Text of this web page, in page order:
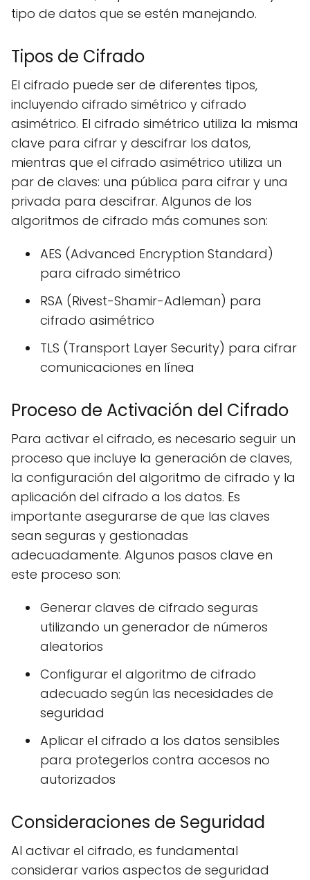
tipo de datos que se estén manejando.
Tipos de Cifrado
El cifrado puede ser de diferentes tipos,
incluyendo cifrado simétrico y cifrado
asimétrico. El cifrado simétrico utiliza la misma
clave para cifrar y descifrar los datos,
mientras que el cifrado asimétrico utiliza un
par de claves: una pública para cifrar y una
privada para descifrar. Algunos de los
algoritmos de cifrado más comunes son:
AES (Advanced Encryption Standard)
para cifrado simétrico
RSA (Rivest-Shamir-Adleman) para
cifrado asimétrico
TLS (Transport Layer Security) para cifrar
comunicaciones en línea
Proceso de Activación del Cifrado
Para activar el cifrado, es necesario seguir un
proceso que incluye la generación de claves,
la configuración del algoritmo de cifrado y la
aplicación del cifrado a los datos. Es
importante asegurarse de que las claves
sean seguras y gestionadas
adecuadamente. Algunos pasos clave en
este proceso son:
Generar claves de cifrado seguras
utilizando un generador de números
aleatorios
Configurar el algoritmo de cifrado
adecuado según las necesidades de
seguridad
Aplicar el cifrado a los datos sensibles
para protegerlos contra accesos no
autorizados
Consideraciones de Seguridad
Al activar el cifrado, es fundamental
considerar varios aspectos de seguridad